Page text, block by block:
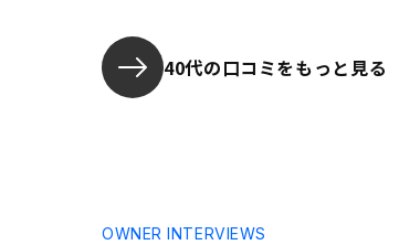
40代の口コミをもっと見る
OWNER INTERVIEWS